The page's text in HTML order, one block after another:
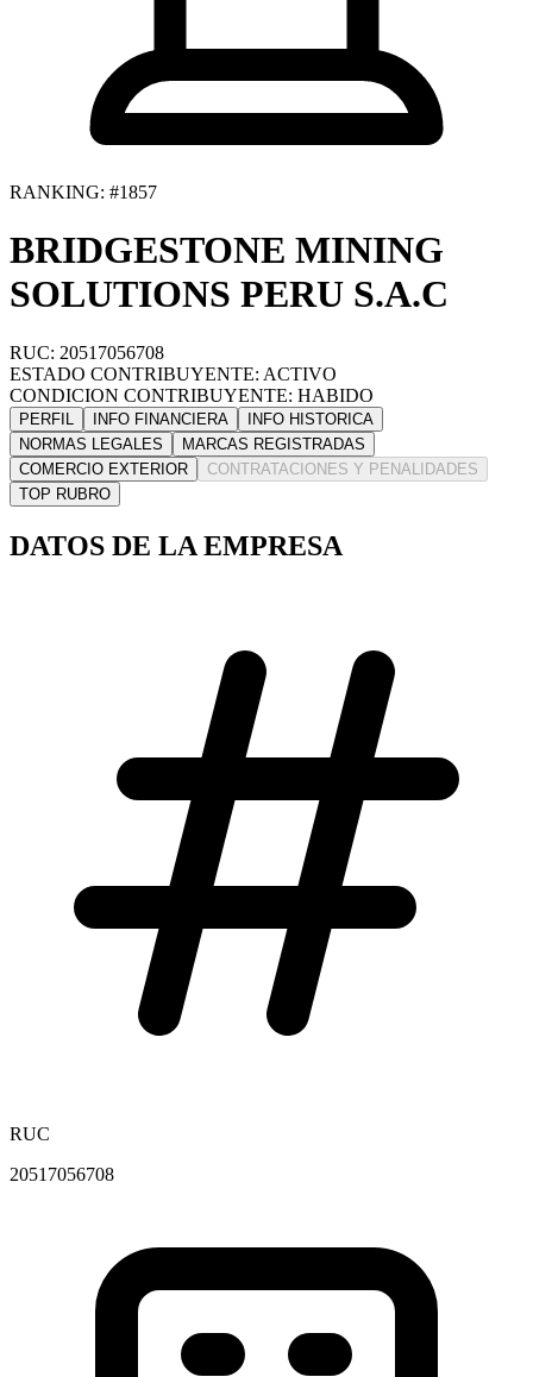
RANKING: #1857
BRIDGESTONE MINING
SOLUTIONS PERU S.A.C
RUC: 20517056708
ESTADO CONTRIBUYENTE: ACTIVO
CONDICION CONTRIBUYENTE: HABIDO
PERFIL INFO FINANCIERA
INFO HISTORICA
NORMAS LEGALES
MARCAS REGISTRADAS
COMERCIO EXTERIOR
CONTRATACIONES Y PENALIDADES
TOP RUBRO
DATOS DE LA EMPRESA
RUC
20517056708